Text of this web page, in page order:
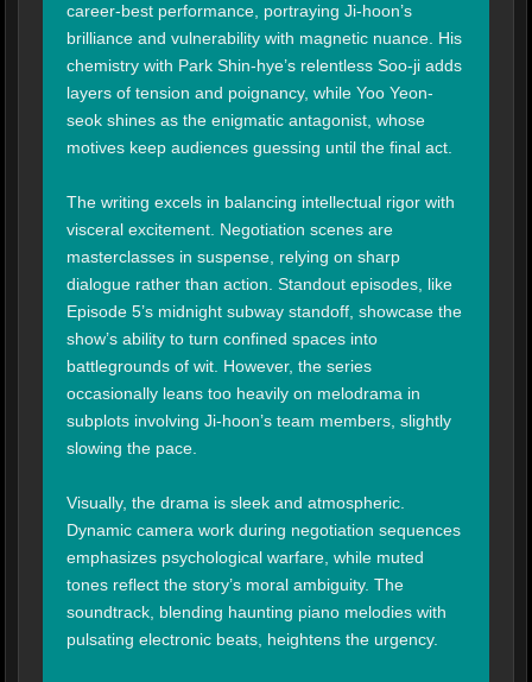
career-best performance, portraying Ji-hoon’s
brilliance and vulnerability with magnetic nuance. His
chemistry with Park Shin-hye’s relentless Soo-ji adds
layers of tension and poignancy, while Yoo Yeon-
seok shines as the enigmatic antagonist, whose
motives keep audiences guessing until the final act.
The writing excels in balancing intellectual rigor with
visceral excitement. Negotiation scenes are
masterclasses in suspense, relying on sharp
dialogue rather than action. Standout episodes, like
Episode 5’s midnight subway standoff, showcase the
show’s ability to turn confined spaces into
battlegrounds of wit. However, the series
occasionally leans too heavily on melodrama in
subplots involving Ji-hoon’s team members, slightly
slowing the pace.
Visually, the drama is sleek and atmospheric.
Dynamic camera work during negotiation sequences
emphasizes psychological warfare, while muted
tones reflect the story’s moral ambiguity. The
soundtrack, blending haunting piano melodies with
pulsating electronic beats, heightens the urgency.